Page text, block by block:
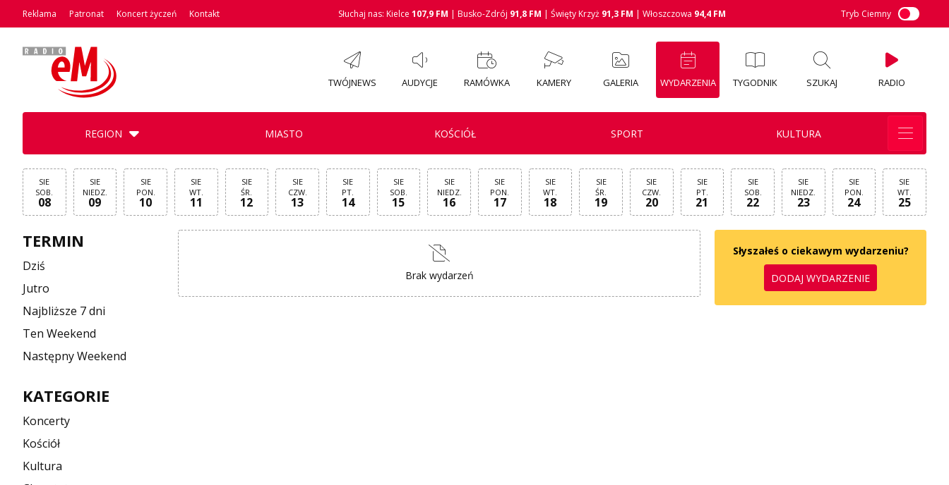
Reklama Patronat Koncert życzeń Kontakt Słuchaj nas: Kielce 107,9 FM | Busko-Zdrój 91,8 FM | Święty Krzyż 91,3 FM | Włoszczowa 94,4 FM Tryb Ciemny
TWÓJNEWS AUDYCJE RAMÓWKA KAMERY GALERIA WYDARZENIA TYGODNIK SZUKAJ RADIO
REGION MIASTO KOŚCIÓŁ SPORT KULTURA
SIE
SOB.
08
SIE
NIEDZ.
09
SIE
PON.
10
SIE
WT.
11
SIE
ŚR.
12
SIE
CZW.
13
SIE
PT.
14
SIE
SOB.
15
SIE
NIEDZ.
16
SIE
PON.
17
SIE
WT.
18
SIE
ŚR.
19
SIE
CZW.
20
SIE
PT.
21
SIE
SOB.
22
SIE
NIEDZ.
23
SIE
PON.
24
SIE
WT.
25
TERMIN
Dziś
Jutro
Najbliższe 7 dni
Ten Weekend
Następny Weekend
KATEGORIE
Koncerty
Kościół
Kultura
Brak wydarzeń
Słyszałeś o ciekawym wydarzeniu?
DODAJ WYDARZENIE